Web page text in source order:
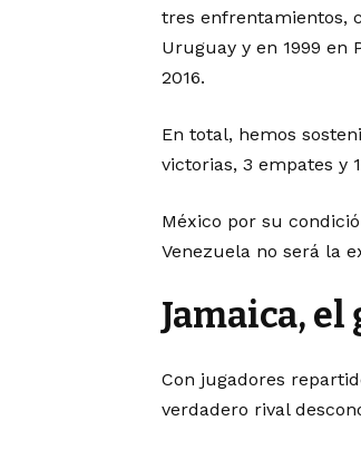
tres enfrentamientos,
Uruguay y en 1999 en
2016.
En total, hemos
victorias, 3 empates y
México por su
Venezuela no será la
Jamaica,
Con jugadores
verdadero rival